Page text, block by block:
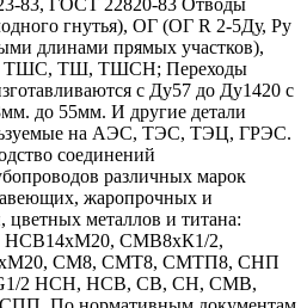
гнутья), ОГ (ОГ R 2-5Ду, Ру
длинами прямых участков),
ТШС, ТШ, ТШСН; Переходы
с Ду57 до Ду1420 с
до 55мм. И другие детали
на АЭС, ТЭС, ТЭЦ, ГРЭС.
соединений
различных марок
жаропрочных и
цветных металлов и титана:
НСВ14хМ20, СМВ8хК1/2,
СМ8, СМТ8, СМТП8, СНП
2 НСН, НСВ, СВ, СН, СМВ,